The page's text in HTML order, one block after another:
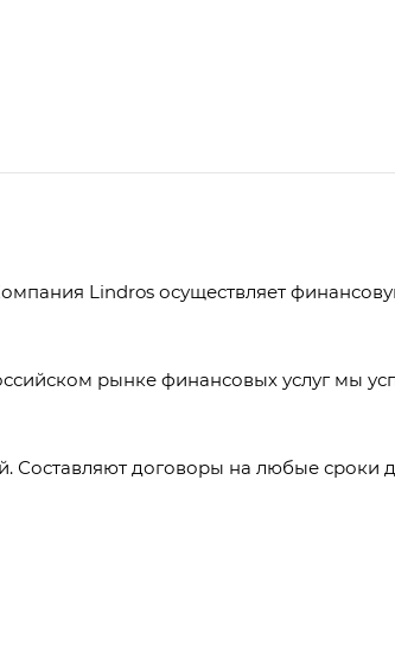
Lindros осуществляет
рынке финансовых услуг мы
Составляют договоры на любые сроки